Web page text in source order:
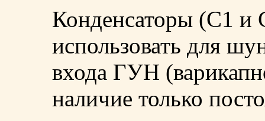
Конденсаторы (C1 и
использовать для
входа ГУН
наличие только